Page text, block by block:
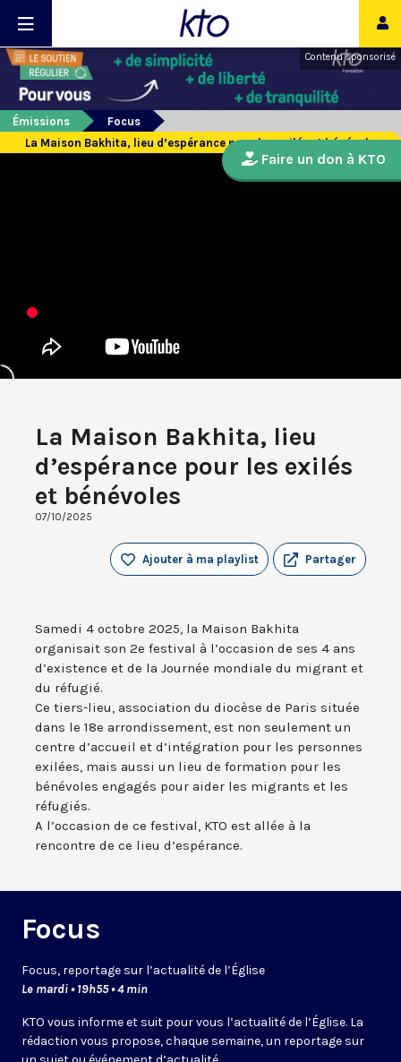
Contenu sponsorisé
Émissions
Focus
La Maison Bakhita, lieu d’espérance pour les exilés et bénévoles
La Maison Bakhita, lieu
d’espérance pour les exilés
et bénévoles
07/10/2025
Partager
Ajouter à ma playlist
Samedi 4 octobre 2025, la Maison Bakhita
organisait son 2e festival à l’occasion de ses 4 ans
d’existence et de la Journée mondiale du migrant et
du réfugié.
Ce tiers-lieu, association du diocèse de Paris située
dans le 18e arrondissement, est non seulement un
centre d’accueil et d’intégration pour les personnes
exilées, mais aussi un lieu de formation pour les
bénévoles engagés pour aider les migrants et les
réfugiés.
A l’occasion de ce festival, KTO est allée à la
rencontre de ce lieu d’espérance.
Focus
Focus, reportage sur l’actualité de l’Église
Le mardi • 19h55 • 4 min
KTO vous informe et suit pour vous l’actualité de l’Église. La
rédaction vous propose, chaque semaine, un reportage sur
Faire un don à KTO